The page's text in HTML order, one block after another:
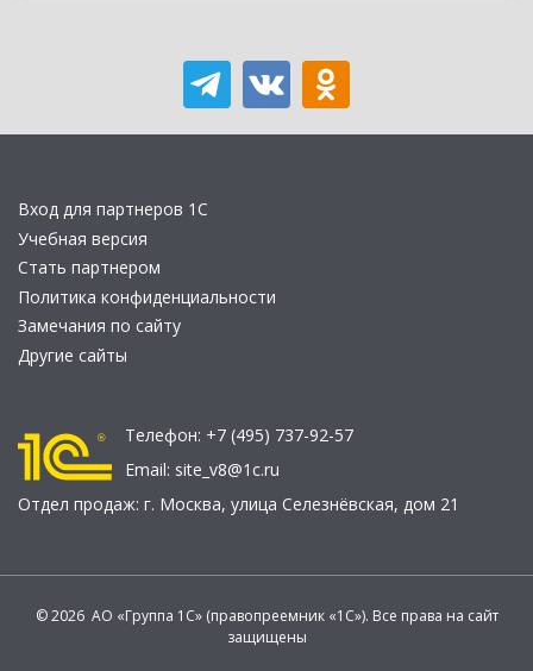
Вход для партнеров 1С
Учебная версия
Стать партнером
Политика конфиденциальности
Замечания по сайту
Другие сайты
Телефон: +7 (495) 737-92-57
Email: site_v8@1c.ru
Отдел продаж: г. Москва, улица Селезнёвская, дом 21
© 2026 АО «Группа 1С» (правопреемник «1С»). Все права на сайт
защищены